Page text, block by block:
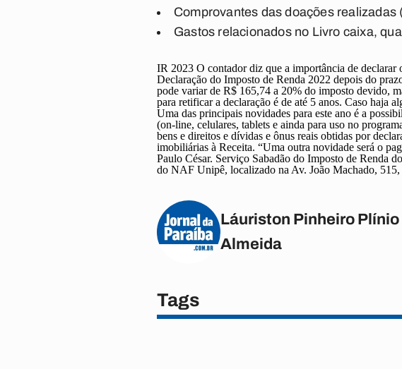
Comprovantes das doações
Gastos relacionados no Livro caixa,
IR 2023 O contador diz que a importância de
Declaração do Imposto de Renda 2022 depois do
pode variar de R$ 165,74 a 20% do imposto devido,
para retificar a declaração é de até 5 anos. Caso haja
Uma das principais novidades para este ano é a
(on-line, celulares, tablets e ainda para uso no
bens e direitos e dívidas e ônus reais obtidas por
imobiliárias à Receita. “Uma outra novidade será o
Paulo César. Serviço Sabadão do Imposto de Renda
do NAF Unipê, localizado na Av. João Machado, 515,
Láuriston Pinheiro Plínio
Almeida
Tags